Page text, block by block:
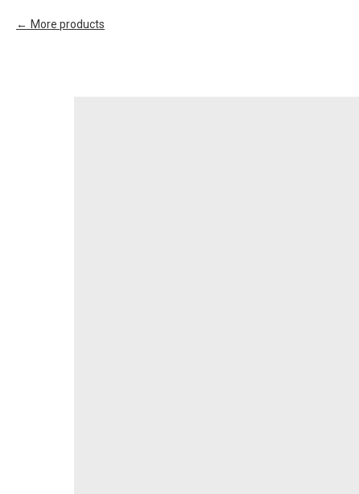
More products